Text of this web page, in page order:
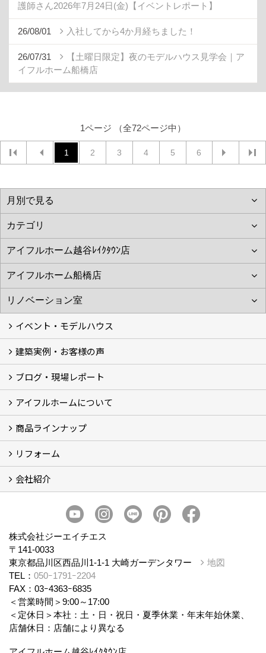
護師さん2026年7月24日(金)【イベントレポート】
26/08/01 入社してから4か月経ちました！
26/07/31
【土曜日限定】夜のモデルハウス見学会｜ア
イフルホーム船橋店
1ページ （全72ページ中）
1 2 3 4 5 6
イベント・モデルハウス
イベント
モデルハウス見学
建築実例・お客様の声
建築実例
お客様の声
ブログ・現場レポート
ブログ
現場レポート
アイフルホームについて
アイフルホームについて (5)
商品ラインナップ
商品ラインナップ
リフォーム
まるごと断熱リフォーム
イベント情報
施工事例
会社紹介
スタッフ紹介
個人情報保護方針
株式会社ジーエイチエス
〒141-0033
東京都品川区西品川1-1-1 大崎ガーデンタワー
地図
TEL： 050ｰ1791ｰ2204
FAX：03ｰ4363ｰ6835
＜営業時間＞9:00～17:00
＜定休日＞本社：土・日・祝日・夏季休業・年末年始休業、
店舗休日：店舗により異なる